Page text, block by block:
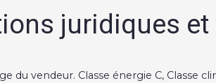
juridiques
du vendeur. Classe énergie C, Classe